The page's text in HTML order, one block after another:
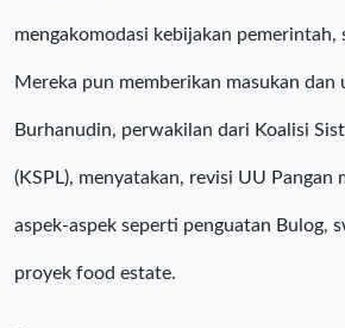
mengakomodasi kebijakan
Mereka pun memberikan masukan dan
Burhanudin, perwakilan dari Koalisi
(KSPL), menyatakan, revisi UU Pangan
aspek-aspek seperti penguatan Bulog,
proyek food estate.